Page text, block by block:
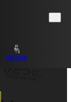
FAN CLUB